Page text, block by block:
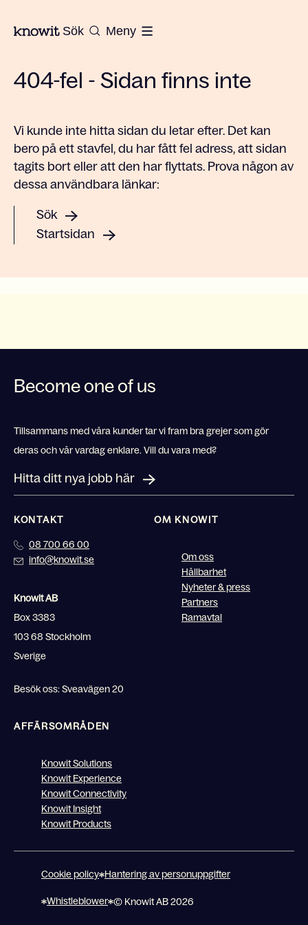
Till startsidan på Knowit
Sök Meny
404-fel - Sidan finns inte
Vi kunde inte hitta sidan du letar efter. Det kan
bero på ett stavfel, du har fått fel adress, att sidan
tagits bort eller att den har flyttats. Prova någon av
dessa användbara länkar:
Sök
Startsidan
Become one of us
Tillsammans med våra kunder tar vi fram bra grejer som gör
deras och vår vardag enklare. Vill du vara med?
Hitta ditt nya jobb här
KONTAKT
08 700 66 00
info@knowit.se
Knowit AB
Box 3383
103 68 Stockholm
Sverige
Besök oss: Sveavägen 20
OM KNOWIT
Om oss
Hållbarhet
Nyheter & press
Partners
Ramavtal
AFFÄRSOMRÅDEN
Knowit Solutions
Knowit Experience
Knowit Connectivity
Knowit Insight
Knowit Products
Cookie policy Hantering av personuppgifter
Whistleblower © Knowit AB 2026